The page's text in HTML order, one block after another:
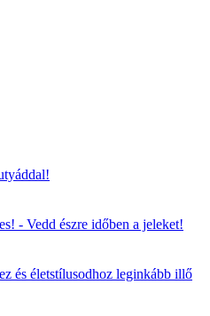
- Vedd észre időben a jeleket!
és életstílusodhoz leginkább illő